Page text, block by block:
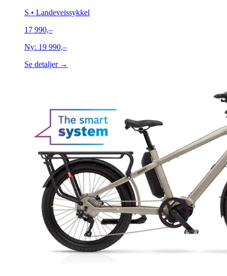
S • Landeveissykkel
17 990,–
Ny: 19 990,–
Se detaljer →